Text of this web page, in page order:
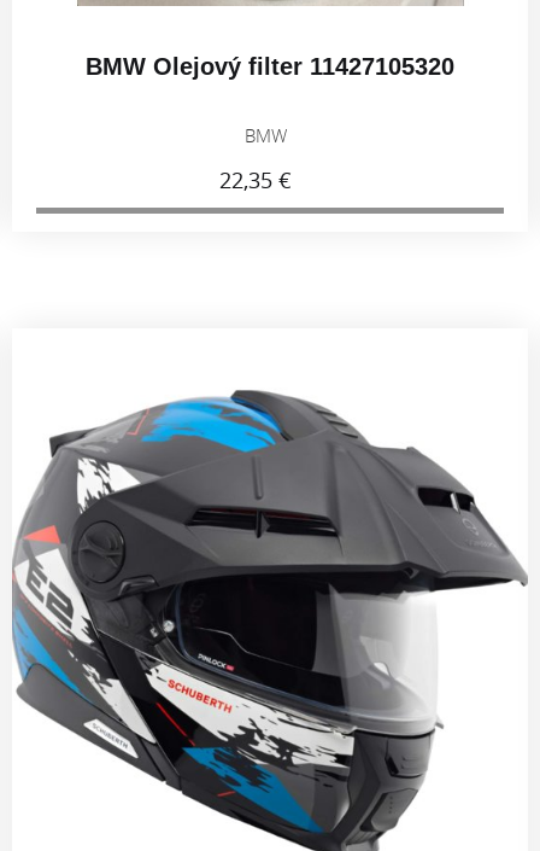
BMW Olejový filter 11427105320
BMW
22,35 €